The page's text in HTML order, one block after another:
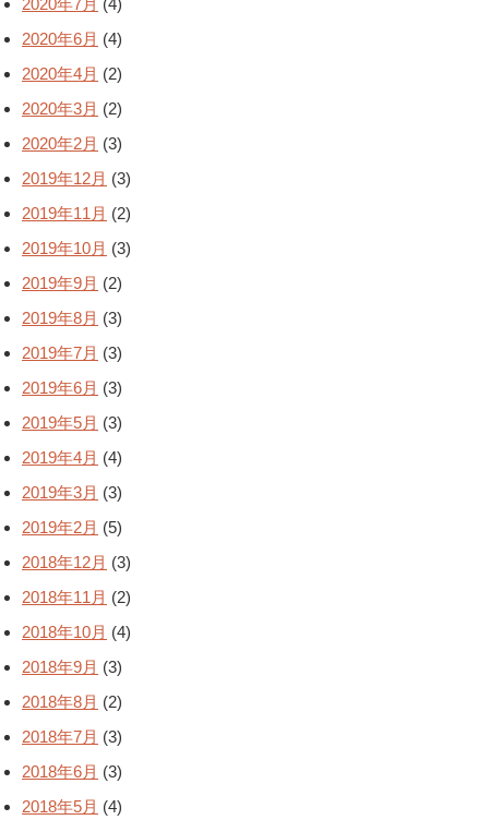
2020年7月 (4)
2020年6月 (4)
2020年4月 (2)
2020年3月 (2)
2020年2月 (3)
2019年12月 (3)
2019年11月 (2)
2019年10月 (3)
2019年9月 (2)
2019年8月 (3)
2019年7月 (3)
2019年6月 (3)
2019年5月 (3)
2019年4月 (4)
2019年3月 (3)
2019年2月 (5)
2018年12月 (3)
2018年11月 (2)
2018年10月 (4)
2018年9月 (3)
2018年8月 (2)
2018年7月 (3)
2018年6月 (3)
2018年5月 (4)